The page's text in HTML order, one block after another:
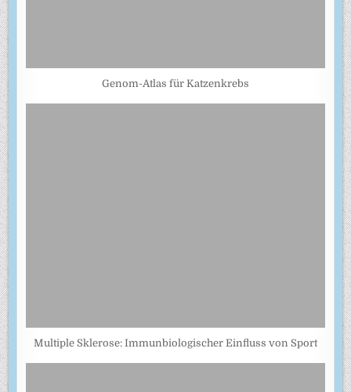
Genom-Atlas für Katzenkrebs
Multiple Sklerose: Immunbiologischer Einfluss von Sport